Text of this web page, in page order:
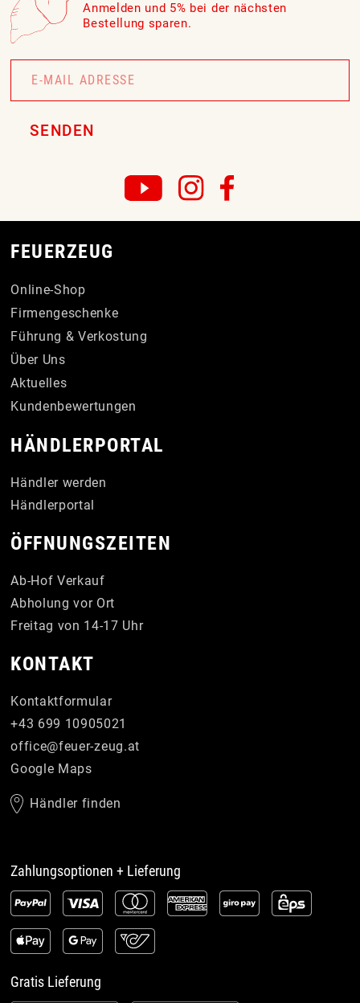
Anmelden und 5% bei der nächsten
Bestellung sparen.
Newsletter
Signup
SENDEN
FEUERZEUG
Online-Shop
Firmengeschenke
Führung & Verkostung
Über Uns
Aktuelles
Kundenbewertungen
HÄNDLERPORTAL
Händler werden
Händlerportal
ÖFFNUNGSZEITEN
Ab-Hof Verkauf
Abholung vor Ort
Freitag von 14-17 Uhr
KONTAKT
Kontaktformular
+43 699 10905021
office@feuer-zeug.at
Google Maps
Händler finden
Zahlungsoptionen + Lieferung
Gratis Lieferung